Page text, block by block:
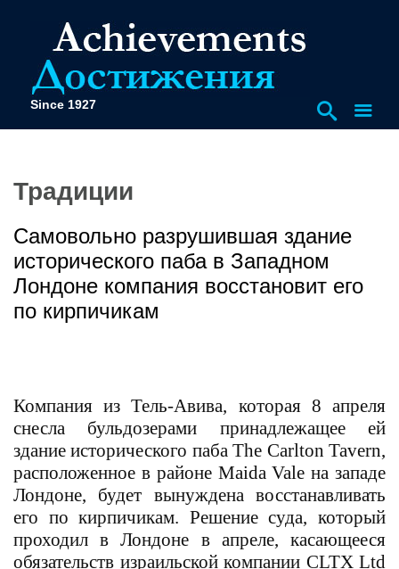
Since 1927
Традиции
Самовольно разрушившая здание
исторического паба в Западном
Лондоне компания восстановит его
по кирпичикам
Компания из Тель-Авива, которая 8 апреля
снесла бульдозерами принадлежащее ей
здание исторического паба The Carlton Tavern,
расположенное в районе Maida Vale на западе
Лондоне, будет вынуждена восстанавливать
его по кирпичикам. Решение суда, который
проходил в Лондоне в апреле, касающееся
обязательств израильской компании CLTX Ltd